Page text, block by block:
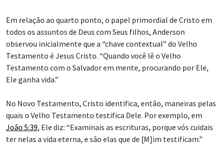
Em relação ao quarto ponto, o papel primordial de Cristo em
todos os assuntos de Deus com Seus filhos, Anderson
observou inicialmente que a “chave contextual” do Velho
Testamento é Jesus Cristo. “Quando você lê o Velho
Testamento com o Salvador em mente, procurando por Ele,
Ele ganha vida.”
No Novo Testamento, Cristo identifica, então, maneiras pelas
quais o Velho Testamento testifica Dele. Por exemplo, em
João 5:39, Ele diz: “Examinais as escrituras, porque vós cuidais
ter nelas a vida eterna, e são elas que de [M]im testificam.”